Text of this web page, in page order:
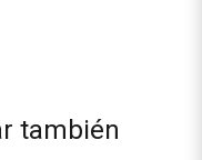
también